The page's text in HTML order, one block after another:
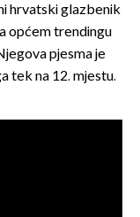
hrvatski glazbenik
općem trendingu
pjesma je
tek na 12. mjestu.